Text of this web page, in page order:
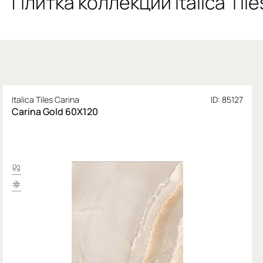
Italica Tiles Carina ID: 85127
Carina Gold 60X120